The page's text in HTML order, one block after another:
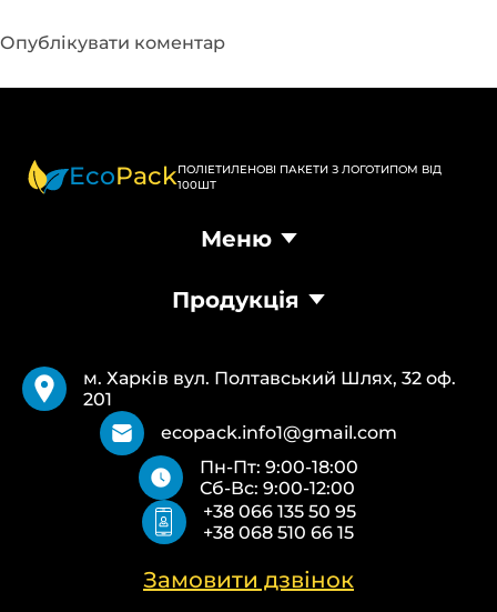
EcoPackПОЛІЕТИЛЕНОВІ ПАКЕТИ З ЛОГОТИПОМ ВІД
100ШТ
Замовити дзвінок
Меню
Продукція
Pantone
Повернення та обмін
Про нас
Політика конфіденційності
Продукція
Кур’єрські пакети
Паперові пакети Бурі
Пакети Zip-Lock (Слайдер) з логотипом
Пакети банан ПВХ
Скотч з логотипом
Пакувальні пакети ПВТ, ПНТ
Еко сумки об’ємні
Еко сумки “Майка”
Еко сумки “Банан”
м. Харків вул. Полтавський Шлях, 32 оф.
201
ecopack.info1@gmail.com
Пн-Пт: 9:00-18:00
Сб-Вс: 9:00-12:00
+38 066 135 50 95
+38 068 510 66 15